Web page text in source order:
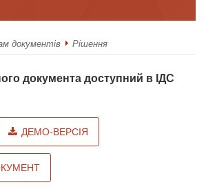
документів Рішення
документа доступний в ІДС
ДЕМО-ВЕРСІЯ